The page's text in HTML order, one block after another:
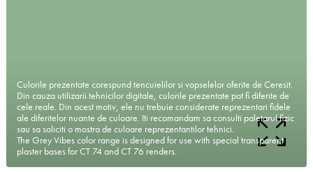
Culorile prezentate corespund tencuielilor si vopselelor oferite de Ceresit.
Din cauza utilizarii tehnicilor digitale, culorile prezentate pot fi diferite de
cele reale. Din acest motiv, ele nu trebuie considerate reprezentari fidele
ale diferitelor nuante de culoare. Iti recomandam sa consulti paletarul fizic
sau sa soliciti o mostra de culoare reprezentantilor tehnici.
The Grey Vibes color range is designed for use with special transparent
plaster bases for CT 74 and CT 76 renders.